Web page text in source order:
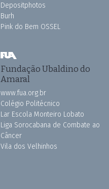
Depositphotos
Burh
Pink do Bem OSSEL
Fundação Ubaldino do
Amaral
www.fua.org.br
Colégio Politécnico
Lar Escola Monteiro Lobato
Liga Sorocabana de Combate ao
Câncer
Vila dos Velhinhos